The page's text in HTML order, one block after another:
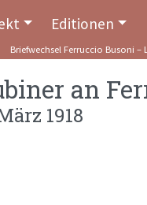
Editionen
Briefwechsel Ferruccio Busoni –
an
1918